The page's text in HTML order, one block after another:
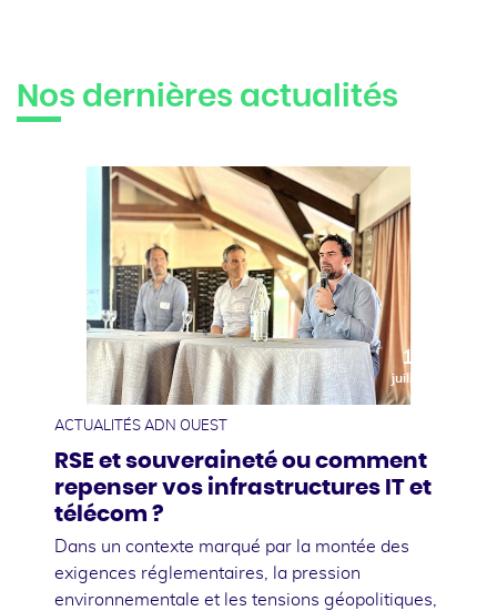
Nos dernières actualités
10
juillet
ACTUALITÉS ADN OUEST
RSE et souveraineté ou comment
repenser vos infrastructures IT et
télécom ?
Dans un contexte marqué par la montée des
exigences réglementaires, la pression
environnementale et les tensions géopolitiques,